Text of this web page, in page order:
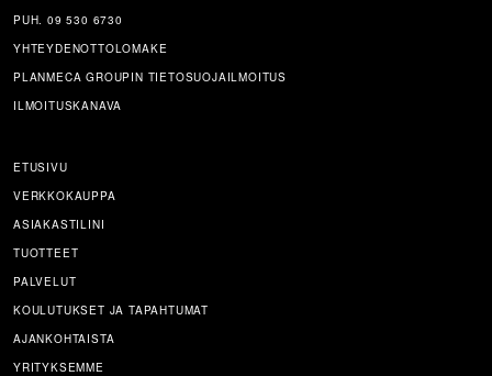
PUH. 09 530 6730
YHTEYDENOTTOLOMAKE
PLANMECA GROUPIN TIETOSUOJAILMOITUS
ILMOITUSKANAVA
ETUSIVU
VERKKOKAUPPA
ASIAKASTILINI
TUOTTEET
PALVELUT
KOULUTUKSET JA TAPAHTUMAT
AJANKOHTAISTA
YRITYKSEMME